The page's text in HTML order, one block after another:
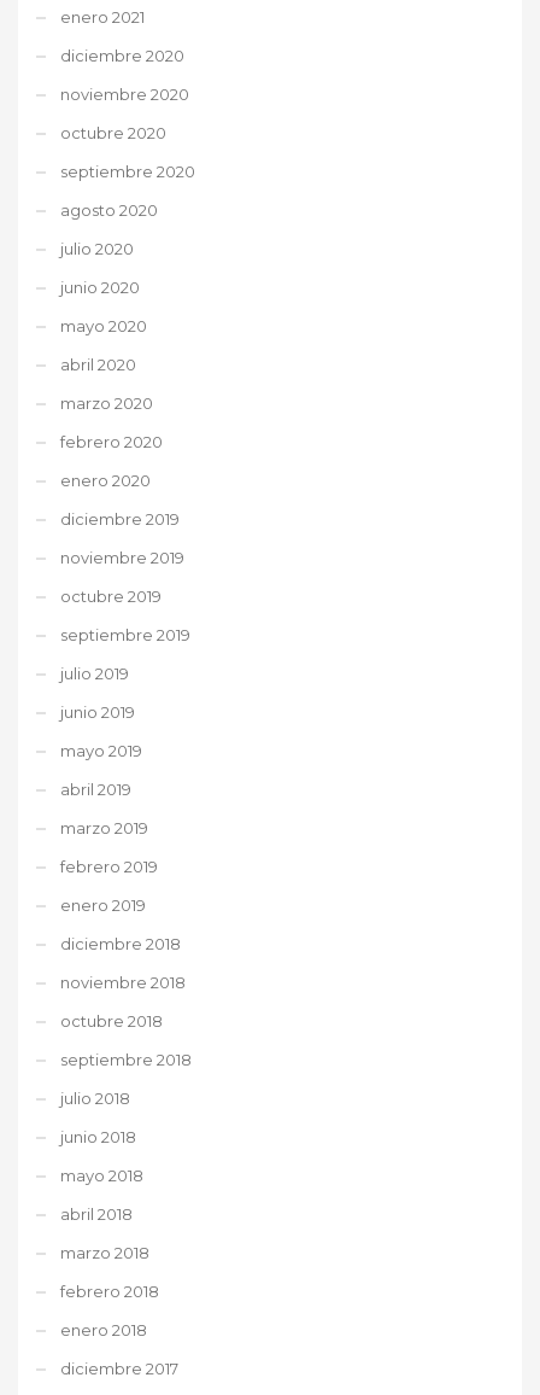
enero 2021
diciembre 2020
noviembre 2020
octubre 2020
septiembre 2020
agosto 2020
julio 2020
junio 2020
mayo 2020
abril 2020
marzo 2020
febrero 2020
enero 2020
diciembre 2019
noviembre 2019
octubre 2019
septiembre 2019
julio 2019
junio 2019
mayo 2019
abril 2019
marzo 2019
febrero 2019
enero 2019
diciembre 2018
noviembre 2018
octubre 2018
septiembre 2018
julio 2018
junio 2018
mayo 2018
abril 2018
marzo 2018
febrero 2018
enero 2018
diciembre 2017